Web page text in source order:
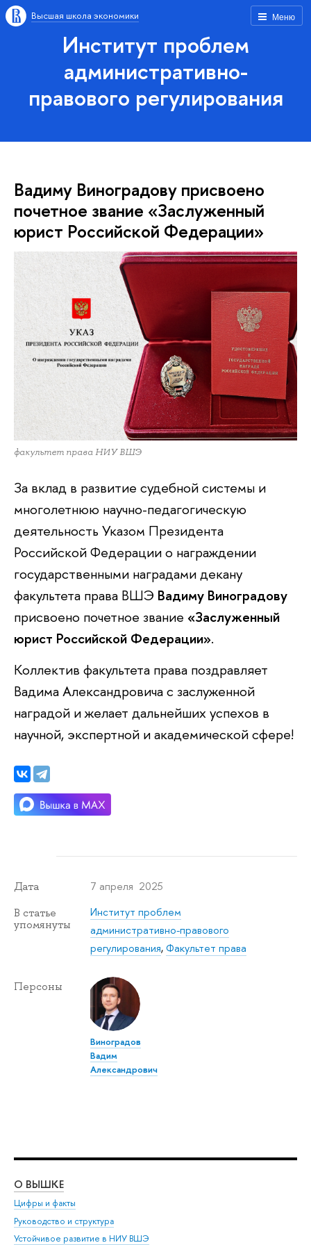
Меню
Высшая школа экономики
Институт проблем
административно-
правового регулирования
Вадиму Виноградову присвоено
почетное звание «Заслуженный
юрист Российской Федерации»
факультет права НИУ ВШЭ
За вклад в развитие судебной системы и
многолетнюю научно-педагогическую
деятельность Указом Президента
Российской Федерации о награждении
государственными наградами декану
факультета права ВШЭ Вадиму Виноградову
присвоено почетное звание «Заслуженный
юрист Российской Федерации».
Коллектив факультета права поздравляет
Вадима Александровича с заслуженной
наградой и желает дальнейших успехов в
научной, экспертной и академической сфере!
Дата 7 апреля 2025
В статье
упомянуты
Институт проблем
административно-правового
регулирования,Факультет права
Персоны
Виноградов
Вадим
Александрович
О ВЫШКЕ
Цифры и факты
Руководство и структура
Устойчивое развитие в НИУ ВШЭ